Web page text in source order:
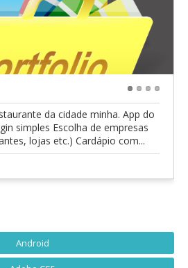
da cidade minha. App do
simples Escolha de empresas
lojas etc.) Cardápio com...
Android